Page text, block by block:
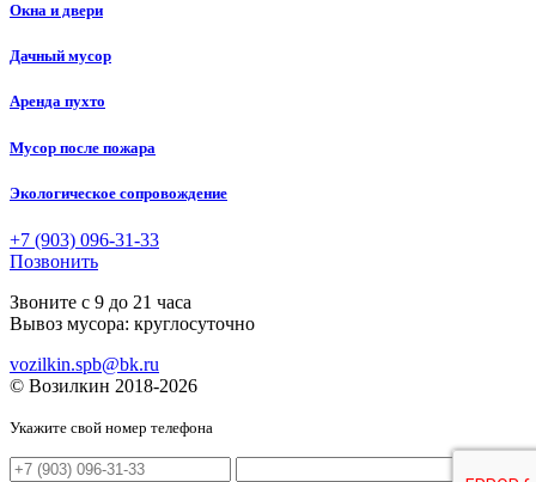
Окна и двери
Дачный мусор
Аренда пухто
Мусор после пожара
Экологическое сопровождение
+7 (903) 096-31-33
Позвонить
Звоните с 9 до 21 часа
Вывоз мусора: круглосуточно
vozilkin.spb@bk.ru
© Возилкин 2018-2026
Укажите свой номер телефона